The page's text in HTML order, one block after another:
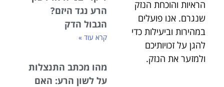
הראיות והוכחת הנזק
שנגרם. אנו פועלים
במהירות וביעילות כדי
להגן על זכויותיכם
ולמזער את הנזק.
הרע נגד היזם?
הגבול הדק
קרא עוד »
מהו מכתב התנצלות
על לשון הרע: האם